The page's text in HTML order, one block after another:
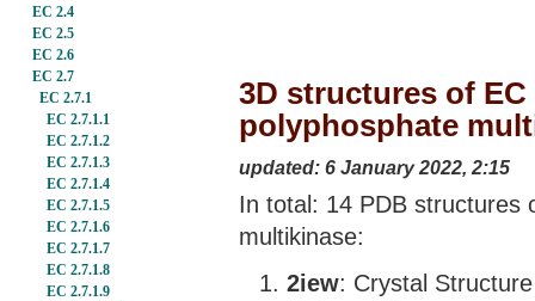
EC 2.4
EC 2.5
EC 2.6
EC 2.7
EC 2.7.1
EC 2.7.1.1
EC 2.7.1.2
EC 2.7.1.3
EC 2.7.1.4
EC 2.7.1.5
EC 2.7.1.6
EC 2.7.1.7
EC 2.7.1.8
EC 2.7.1.9
3D structures of
polyphosphate
updated: 6 January 2022, 2:15
In total: 14 PDB structures
multikinase:
2iew: Crystal